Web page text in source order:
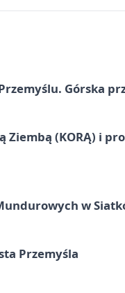
Górska
(KORĄ) i
w
Przemyśla